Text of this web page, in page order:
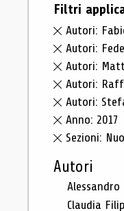
Filtri
Autori:
Autori:
Autori:
Autori:
Autori:
Anno: 2017
Sezioni:
Autori
Alessandro
Claudia